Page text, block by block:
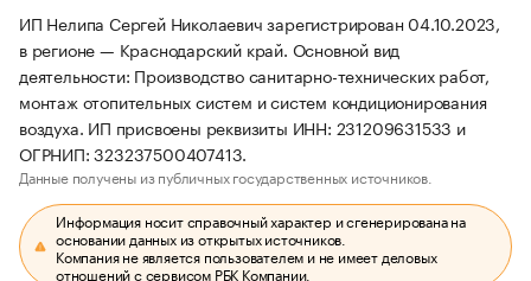
ИП Нелипа Сергей Николаевич зарегистрирован 04.10.2023,
в регионе — Краснодарский край. Основной вид
деятельности: Производство санитарно-технических работ,
монтаж отопительных систем и систем кондиционирования
воздуха. ИП присвоены реквизиты ИНН: 231209631533 и
ОГРНИП: 323237500407413.
Данные получены из публичных государственных источников.
Информация носит справочный характер и сгенерирована на
основании данных из открытых источников.
Компания не является пользователем и не имеет деловых
отношений с сервисом РБК Компании.